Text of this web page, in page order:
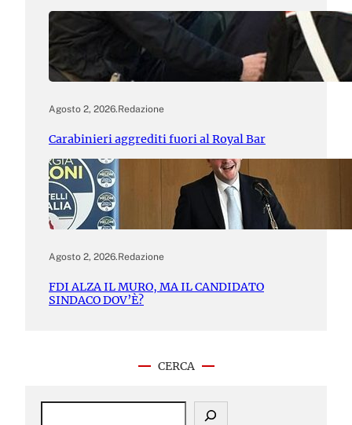
Agosto 2, 2026.Redazione
Carabinieri aggrediti fuori al Royal Bar
Agosto 2, 2026.Redazione
FDI ALZA IL MURO, MA IL CANDIDATO
SINDACO DOV’È?
CERCA
S